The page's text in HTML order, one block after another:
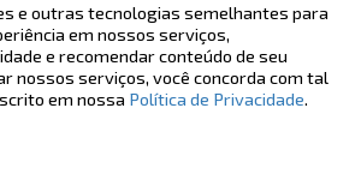
- BA
OUVIDORIA
POLÍTICA DE PRIVACIDADE
MERCHANDISING
ÁREA DO LOJISTA
e outras tecnologias semelhantes para
em nossos serviços,
e recomendar conteúdo de seu
nossos serviços, você concorda com tal
em nossa Política de Privacidade.